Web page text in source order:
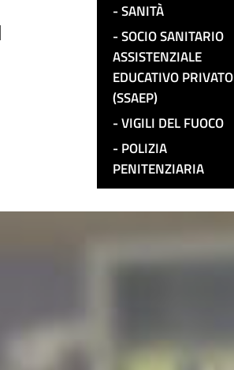
SANITÀ
SOCIO SANITARIO
ASSISTENZIALE
EDUCATIVO PRIVATO
(SSAEP)
VIGILI DEL FUOCO
POLIZIA
PENITENZIARIA